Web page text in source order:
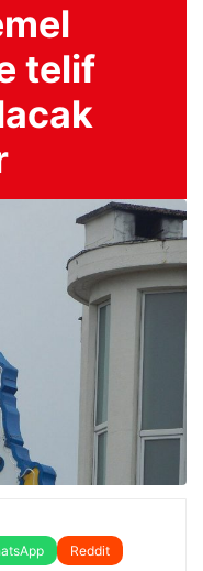
telif
Reddit